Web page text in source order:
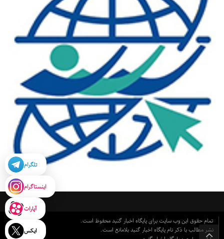
تمام حقوق این وب سایت برای پایگاه اخبار گنبد محفوظ است.
نشر مطالب با ذکر نام پایگاه اخبار گنبد بلامانع است.
تلگرام
اینستاگرام
آپارات
ایکس